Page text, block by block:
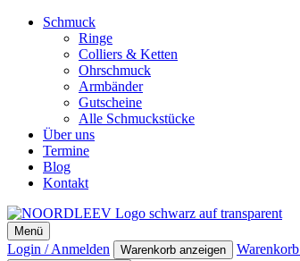
Schmuck
Ringe
Colliers & Ketten
Ohrschmuck
Armbänder
Gutscheine
Alle Schmuckstücke
Über uns
Termine
Blog
Kontakt
NOORDLEEV
Manufaktur für maritimen Designschmuck
Menü
Login / Anmelden Warenkorb anzeigen Warenkorb